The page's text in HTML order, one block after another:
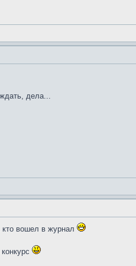
дела...
кто вошел в журнал